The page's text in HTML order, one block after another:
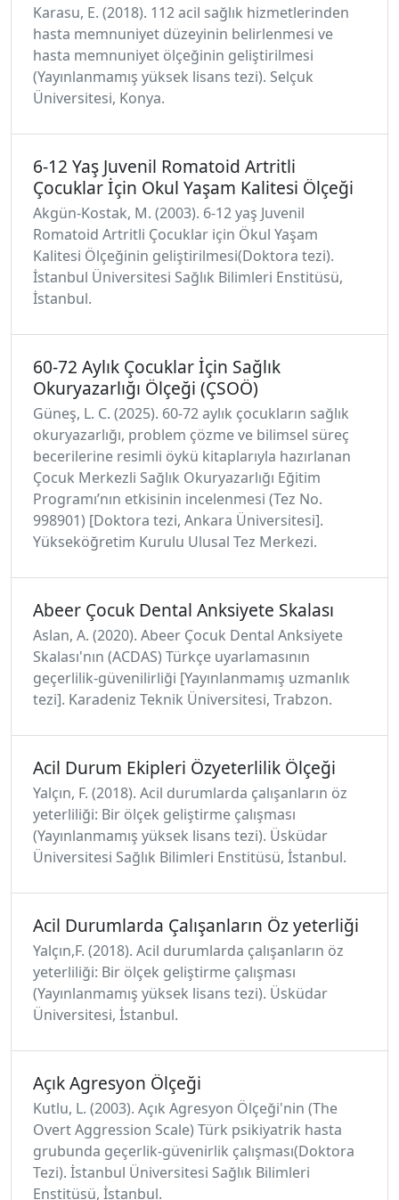
Karasu, E. (2018). 112 acil sağlık hizmetlerinden
hasta memnuniyet düzeyinin belirlenmesi ve
hasta memnuniyet ölçeğinin geliştirilmesi
(Yayınlanmamış yüksek lisans tezi). Selçuk
Üniversitesi, Konya.
6-12 Yaş Juvenil Romatoid Artritli
Çocuklar İçin Okul Yaşam Kalitesi Ölçeği
Akgün-Kostak, M. (2003). 6-12 yaş Juvenil
Romatoid Artritli Çocuklar için Ökul Yaşam
Kalitesi Ölçeğinin geliştirilmesi(Doktora tezi).
İstanbul Üniversitesi Sağlık Bilimleri Enstitüsü,
İstanbul.
60-72 Aylık Çocuklar İçin Sağlık
Okuryazarlığı Ölçeği (ÇSOÖ)
Güneş, L. C. (2025). 60-72 aylık çocukların sağlık
okuryazarlığı, problem çözme ve bilimsel süreç
becerilerine resimli öykü kitaplarıyla hazırlanan
Çocuk Merkezli Sağlık Okuryazarlığı Eğitim
Programı’nın etkisinin incelenmesi (Tez No.
998901) [Doktora tezi, Ankara Üniversitesi].
Yükseköğretim Kurulu Ulusal Tez Merkezi.
Abeer Çocuk Dental Anksiyete Skalası
Aslan, A. (2020). Abeer Çocuk Dental Anksiyete
Skalası'nın (ACDAS) Türkçe uyarlamasının
geçerlilik-güvenilirliği [Yayınlanmamış uzmanlık
tezi]. Karadeniz Teknik Üniversitesi, Trabzon.
Acil Durum Ekipleri Özyeterlilik Ölçeği
Yalçın, F. (2018). Acil durumlarda çalışanların öz
yeterliliği: Bir ölçek geliştirme çalışması
(Yayınlanmamış yüksek lisans tezi). Üsküdar
Üniversitesi Sağlık Bilimleri Enstitüsü, İstanbul.
Acil Durumlarda Çalışanların Öz yeterliği
Yalçın,F. (2018). Acil durumlarda çalışanların öz
yeterliliği: Bir ölçek geliştirme çalışması
(Yayınlanmamış yüksek lisans tezi). Üsküdar
Üniversitesi, İstanbul.
Açık Agresyon Ölçeği
Kutlu, L. (2003). Açık Agresyon Ölçeği'nin (The
Overt Aggression Scale) Türk psikiyatrik hasta
grubunda geçerlik-güvenirlik çalışması(Doktora
Tezi). İstanbul Üniversitesi Sağlık Bilimleri
Enstitüsü, İstanbul.